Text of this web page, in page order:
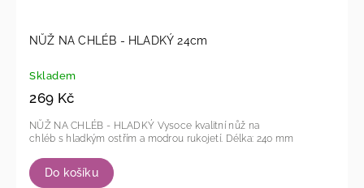
NŮŽ NA CHLÉB - HLADKÝ 24cm
Skladem
269 Kč
Do košíku
NŮŽ NA CHLÉB - HLADKÝ Vysoce kvalitní nůž na